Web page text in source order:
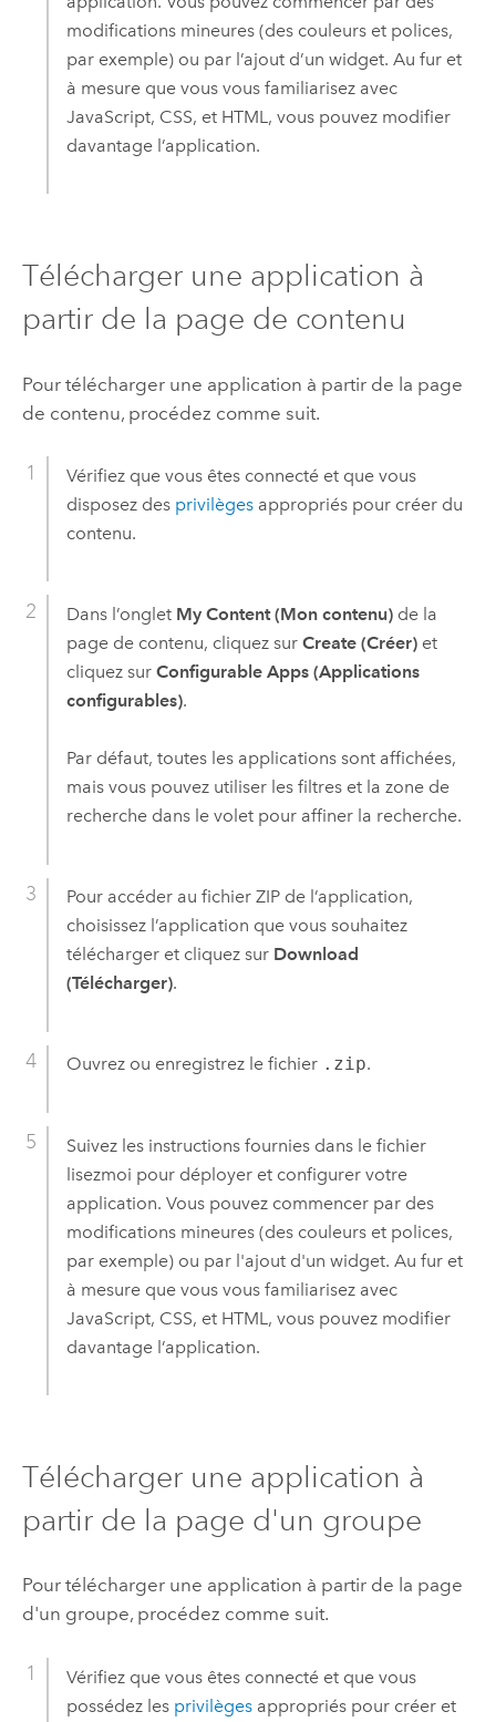
modifications mineures (des couleurs et polices,
par exemple) ou par l’ajout d’un widget. Au fur et
à mesure que vous vous familiarisez avec
JavaScript, CSS, et HTML, vous pouvez modifier
davantage l’application.
Télécharger une application à
partir de la page de contenu
Pour télécharger une application à partir de la page
de contenu, procédez comme suit.
Vérifiez que vous êtes connecté et que vous
disposez des privilègesappropriés pour créer du
contenu.
Dans l’onglet My Content (Mon contenu)de la
page de contenu, cliquez sur Create (Créer)et
cliquez sur Configurable Apps (Applications
configurables).
Par défaut, toutes les applications sont affichées,
mais vous pouvez utiliser les filtres et la zone de
recherche dans le volet pour affiner la recherche.
Pour accéder au fichier ZIP de l’application,
choisissez l’application que vous souhaitez
télécharger et cliquez sur Download
(Télécharger).
Ouvrez ou enregistrez le fichier .zip.
Suivez les instructions fournies dans le fichier
lisezmoi pour déployer et configurer votre
application. Vous pouvez commencer par des
modifications mineures (des couleurs et polices,
par exemple) ou par l'ajout d'un widget. Au fur et
à mesure que vous vous familiarisez avec
JavaScript, CSS, et HTML, vous pouvez modifier
davantage l’application.
Télécharger une application à
partir de la page d'un groupe
Pour télécharger une application à partir de la page
d'un groupe, procédez comme suit.
Vérifiez que vous êtes connecté et que vous
possédez les privilègesappropriés pour créer et